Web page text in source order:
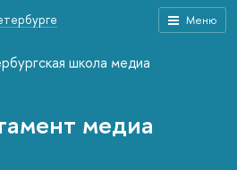
Меню
школа медиа
медиа